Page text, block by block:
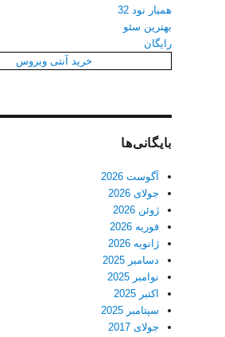
همیار نود 32
بهترین سئو
رایگان
خرید آنتی ویروس
بایگانی‌ها
آگوست 2026
جولای 2026
ژوئن 2026
فوریه 2026
ژانویه 2026
دسامبر 2025
نوامبر 2025
اکتبر 2025
سپتامبر 2025
جولای 2017